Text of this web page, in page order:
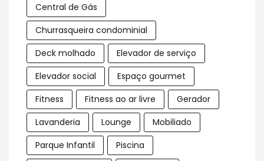
Central de Gás
Churrasqueira condominial
Deck molhado
Elevador de serviço
Elevador social
Espaço gourmet
Fitness
Fitness ao ar livre
Gerador
Lavanderia
Lounge
Mobiliado
Parque Infantil
Piscina